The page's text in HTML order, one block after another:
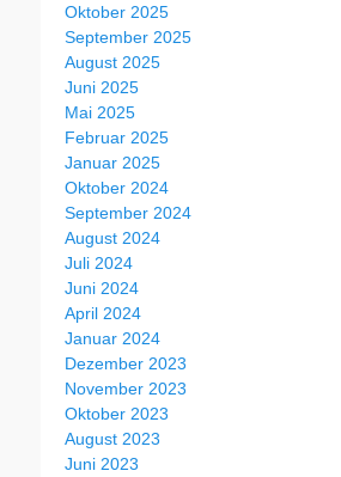
Oktober 2025
September 2025
August 2025
Juni 2025
Mai 2025
Februar 2025
Januar 2025
Oktober 2024
September 2024
August 2024
Juli 2024
Juni 2024
April 2024
Januar 2024
Dezember 2023
November 2023
Oktober 2023
August 2023
Juni 2023